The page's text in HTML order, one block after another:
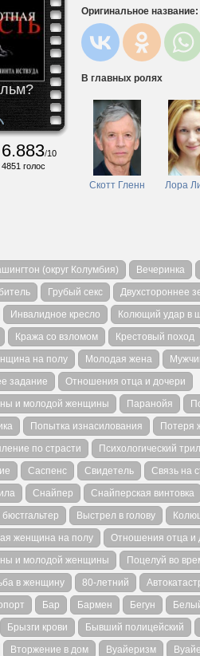
6.883/10
4851 голос
Оригинальное название:
В главных ролях
Скотт Гленн Лора
(округ Колумбия) Вечеринка
Грубый секс Двухстороннее
Инвалидное кресло Колющий удар в
Кража со взломом Крестовый поход
на полу Молодая жена
задание
Отношения отца и дочери
и молодой женщины
Паранойя
Попытка изнасилования Потеря
по страсти Психологический
Саспенс Свидетель Связь на
Снайпер Снайперская винтовка
Выстрел в голову
женщина на полу
Отношения отца и
и молодой женщины
Поцелуй во
в женщину 80-летний
Бар Бармен Бегун
Брызги крови Бывший полицейский
Вторжение в дом Вуайеризм